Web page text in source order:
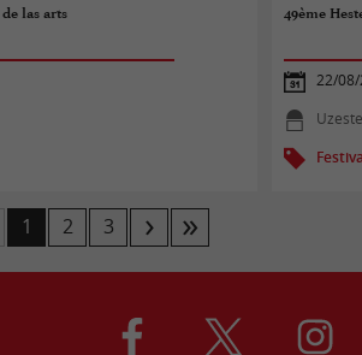
las arts 49ème
22/
Uzeste
1 2 3